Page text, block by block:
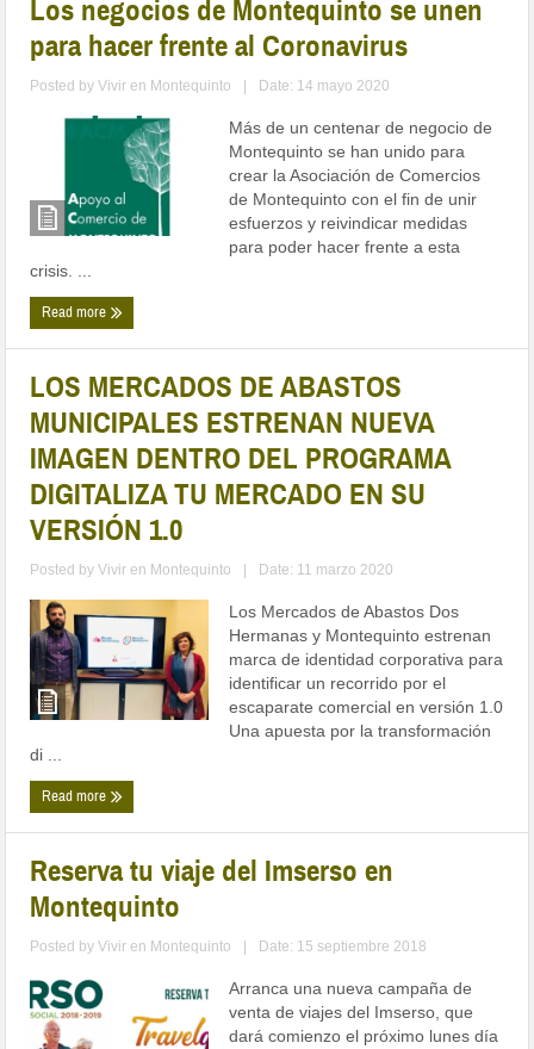
Los negocios de Montequinto se unen
para hacer frente al Coronavirus
Posted byVivir en Montequinto Date: 14 mayo 2020
Más de un centenar de negocio de
Montequinto se han unido para
crear la Asociación de Comercios
de Montequinto con el fin de unir
esfuerzos y reivindicar medidas
para poder hacer frente a esta
crisis. ...
Read more
LOS MERCADOS DE ABASTOS
MUNICIPALES ESTRENAN NUEVA
IMAGEN DENTRO DEL PROGRAMA
DIGITALIZA TU MERCADO EN SU
VERSIÓN 1.0
Posted byVivir en Montequinto Date: 11 marzo 2020
Los Mercados de Abastos Dos
Hermanas y Montequinto estrenan
marca de identidad corporativa para
identificar un recorrido por el
escaparate comercial en versión 1.0
Una apuesta por la transformación
di ...
Read more
Reserva tu viaje del Imserso en
Montequinto
Posted byVivir en Montequinto Date: 15 septiembre 2018
Arranca una nueva campaña de
venta de viajes del Imserso, que
dará comienzo el próximo lunes día